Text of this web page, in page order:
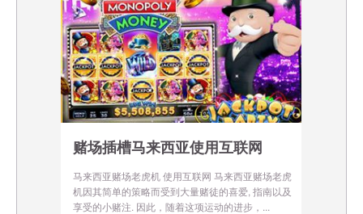
赌场插槽马来西亚使用互联网
马来西亚赌场老虎机 使用互联网 马来西亚赌场老虎
机因其简单的策略而受到大量赌徒的喜爱, 指南以及
享受的小赌注. 因此，随着这项运动的进步，...